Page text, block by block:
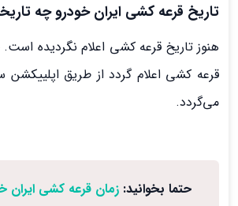
تاریخ قرعه کشی ایران خودرو چه
هنوز تاریخ قرعه کشی اعلام نگردیده است.
می‌گردد.
حتما بخوانید:زمان قرعه کشی ایران